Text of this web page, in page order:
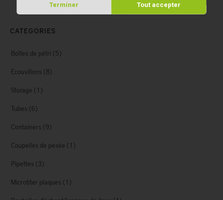
CATEGORIES
Boîtes de pétri (5)
Ecouvillons (8)
Storage (1)
Tubes (6)
Containers (9)
Coupelles de pesée (1)
Pipettes (3)
Microtiter plaques (1)
Terminer Tout accepter